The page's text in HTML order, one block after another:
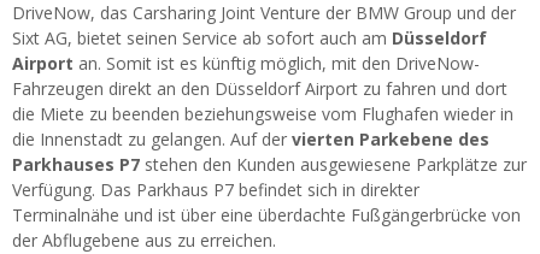
DriveNow, das Carsharing Joint Venture der BMW Group und der
Sixt AG, bietet seinen Service ab sofort auch am Düsseldorf
Airport an. Somit ist es künftig möglich, mit den DriveNow-
Fahrzeugen direkt an den Düsseldorf Airport zu fahren und dort
die Miete zu beenden beziehungsweise vom Flughafen wieder in
die Innenstadt zu gelangen. Auf der vierten Parkebene des
Parkhauses P7 stehen den Kunden ausgewiesene Parkplätze zur
Verfügung. Das Parkhaus P7 befindet sich in direkter
Terminalnähe und ist über eine überdachte Fußgängerbrücke von
der Abflugebene aus zu erreichen.